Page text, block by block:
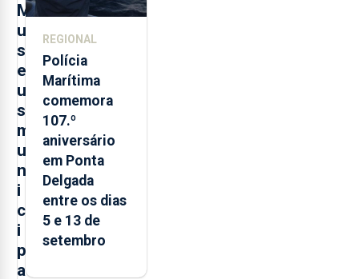
M
u
s
e
u
s
m
u
n
i
c
i
p
a
REGIONAL
Polícia
Marítima
comemora
107.º
aniversário
em Ponta
Delgada
entre os dias
5 e 13 de
setembro